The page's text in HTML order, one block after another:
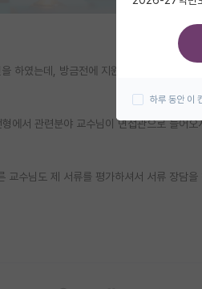
하였는데, 방금전에 지원자들을 대상으로
에서 관련분야 교수님이 면접관으로 들어
교수님도 제 서류를 평가하셔서 서류 장담
하루 동안 이